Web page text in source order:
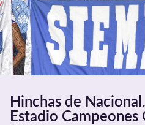
Hinchas de
Estadio Campeones